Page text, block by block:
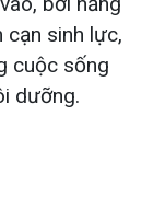
cạn sinh lực,
cuộc sống
dưỡng.